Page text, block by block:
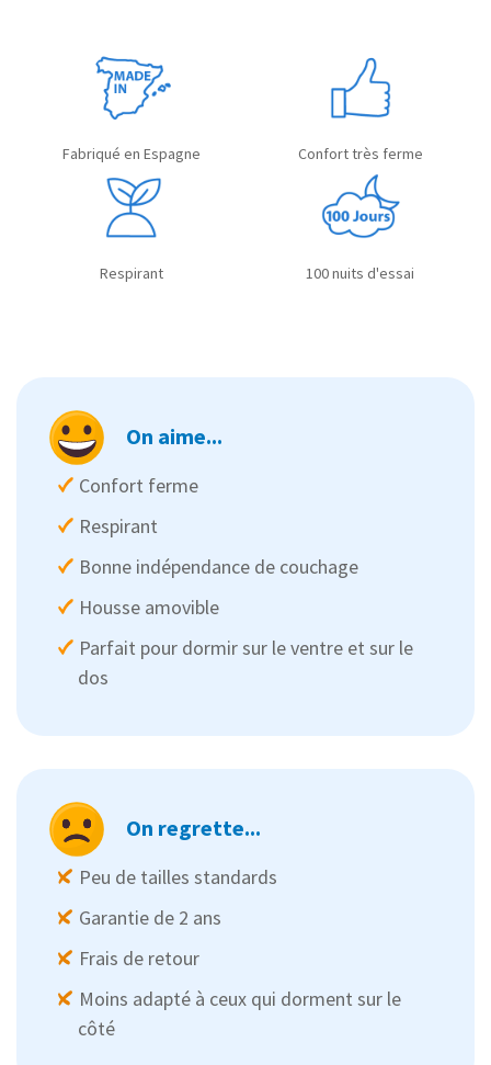
Fabriqué en Espagne Confort très ferme
Respirant 100 nuits d'essai
On aime...
Confort ferme
Respirant
Bonne indépendance de couchage
Housse amovible
Parfait pour dormir sur le ventre et sur le
dos
On regrette...
Peu de tailles standards
Garantie de 2 ans
Frais de retour
Moins adapté à ceux qui dorment sur le
côté